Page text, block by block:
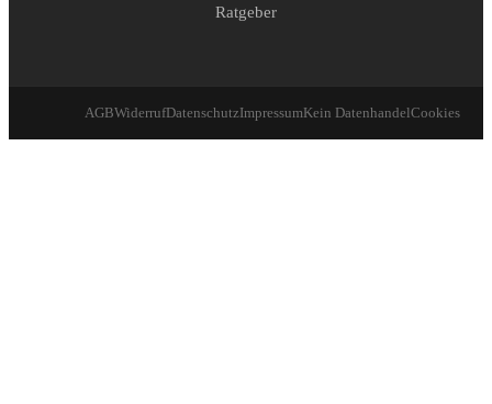
Ratgeber
AGBWiderrufDatenschutzImpressumKein DatenhandelCookies